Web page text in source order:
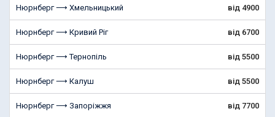
Нюрнберг ⟶ Хмельницький від 4900
Нюрнберг ⟶ Кривий Ріг від 6700
Нюрнберг ⟶ Тернопіль від 5500
Нюрнберг ⟶ Калуш від 5500
Нюрнберг ⟶ Запоріжжя від 7700